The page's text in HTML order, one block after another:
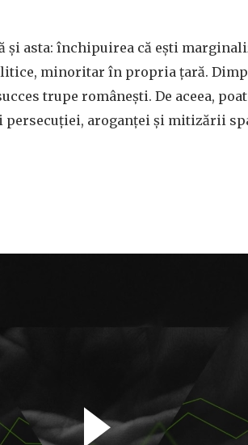
și asta: închipuirea că ești
minoritar în propria țară.
trupe românești. De aceea,
persecuției, aroganței și mitizării